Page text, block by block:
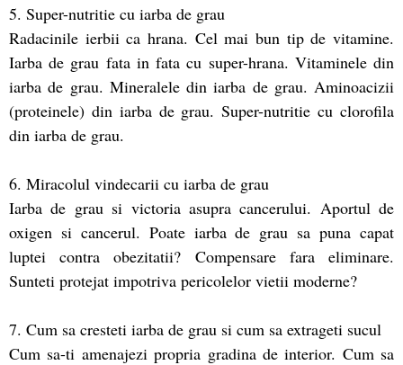
5. Super-nutritie cu iarba de grau
Radacinile ierbii ca hrana. Cel mai bun tip de vitamine.
Iarba de grau fata in fata cu super-hrana. Vitaminele din
iarba de grau. Mineralele din iarba de grau. Aminoacizii
(proteinele) din iarba de grau. Super-nutritie cu clorofila
din iarba de grau.
6. Miracolul vindecarii cu iarba de grau
Iarba de grau si victoria asupra cancerului. Aportul de
oxigen si cancerul. Poate iarba de grau sa puna capat
luptei contra obezitatii? Compensare fara eliminare.
Sunteti protejat impotriva pericolelor vietii moderne?
7. Cum sa cresteti iarba de grau si cum sa extrageti sucul
Cum sa-ti amenajezi propria gradina de interior. Cum sa